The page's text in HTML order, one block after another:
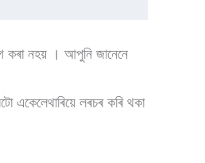
কৰা নহয় । আপুনি জানেনে
একেলেথাৰিয়ে লৰচৰ কৰি থকা